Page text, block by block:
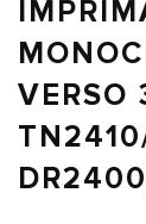
VERSO